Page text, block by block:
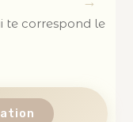
te correspond le